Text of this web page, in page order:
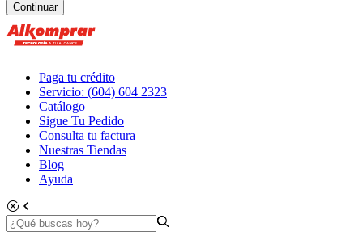
Continuar
Paga tu crédito
Servicio: (604) 604 2323
Catálogo
Sigue Tu Pedido
Consulta tu factura
Nuestras Tiendas
Blog
Ayuda